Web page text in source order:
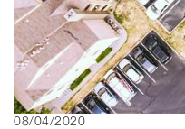
08/04/2020